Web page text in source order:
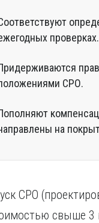
проверках.
СРО.
на
СРО
свыше 3